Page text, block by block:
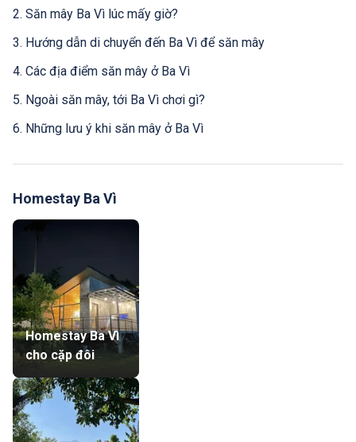
2. Săn mây Ba Vì lúc mấy giờ?
3. Hướng dẫn di chuyển đến Ba Vì để săn mây
4. Các địa điểm săn mây ở Ba Vì
5. Ngoài săn mây, tới Ba Vì chơi gì?
6. Những lưu ý khi săn mây ở Ba Vì
Homestay Ba Vì
Homestay Ba Vì
cho cặp đôi